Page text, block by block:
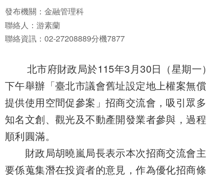
發布機關：金融管理科
聯絡人：游素蘭
聯絡資訊：02-27208889分機7877
北市府財政局於115年3月30日（星期一）
下午舉辦「臺北市議會舊址設定地上權案無償
提供使用空間促參案」招商交流會，吸引眾多
知名文創、觀光及不動產開發業者參與，過程
順利圓滿。
財政局胡曉嵐局長表示本次招商交流會主
要係蒐集潛在投資者的意見，作為優化招商條